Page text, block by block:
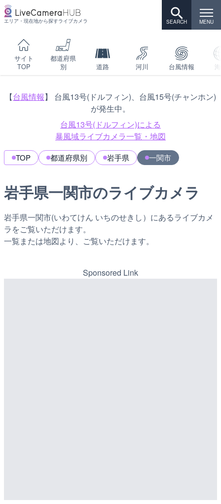
エリア・現在地から探すライブカメラ
サイト
TOP
都道府県
別
道路 河川 台風情報
【台風情報】 台風13号(ドルフィン)、台風15号(チャンホン)
が発生中。
台風13号(ドルフィン)による
暴風域ライブカメラ一覧・地図
TOP 都道府県別 岩手県 一関市
岩手県一関市のライブカメラ
岩手県一関市(いわてけん いちのせきし）にあるライブカメ
ラをご覧いただけます。
一覧または地図より、ご覧いただけます。
Sponsored Link